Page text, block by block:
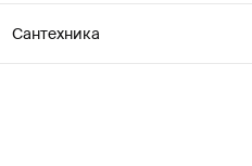
Сантехника